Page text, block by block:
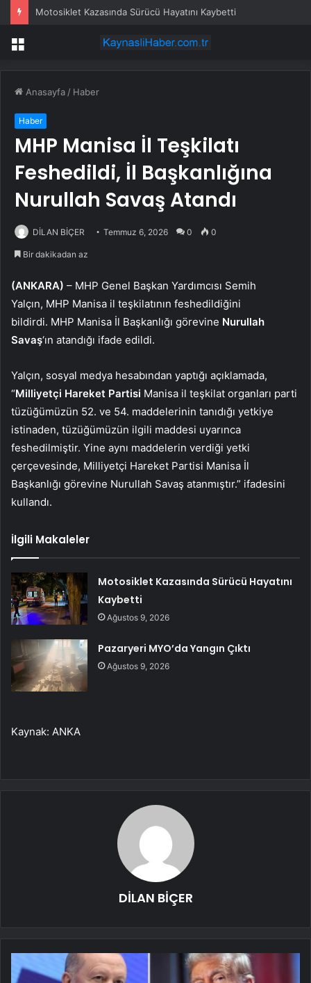
Motosiklet Kazasında Sürücü Hayatını Kaybetti
Menü
Anasayfa / Haber
Haber
MHP Manisa İl Teşkilatı
Feshedildi, İl Başkanlığına
Nurullah Savaş Atandı
DİLAN BİÇER Temmuz 6, 2026 0 0
Bir dakikadan az
(ANKARA) – MHP Genel Başkan Yardımcısı Semih
Yalçın, MHP Manisa il teşkilatının feshedildiğini
bildirdi. MHP Manisa İl Başkanlığı görevine Nurullah
Savaş‘ın atandığı ifade edildi.
Yalçın, sosyal medya hesabından yaptığı açıklamada,
“Milliyetçi Hareket Partisi Manisa il teşkilat organları parti
tüzüğümüzün 52. ve 54. maddelerinin tanıdığı yetkiye
istinaden, tüzüğümüzün ilgili maddesi uyarınca
feshedilmiştir. Yine aynı maddelerin verdiği yetki
çerçevesinde, Milliyetçi Hareket Partisi Manisa İl
Başkanlığı görevine Nurullah Savaş atanmıştır.” ifadesini
kullandı.
İlgili Makaleler
Motosiklet Kazasında Sürücü Hayatını
Kaybetti
Ağustos 9, 2026
Pazaryeri MYO’da Yangın Çıktı
Ağustos 9, 2026
Kaynak: ANKA
DİLAN BİÇER